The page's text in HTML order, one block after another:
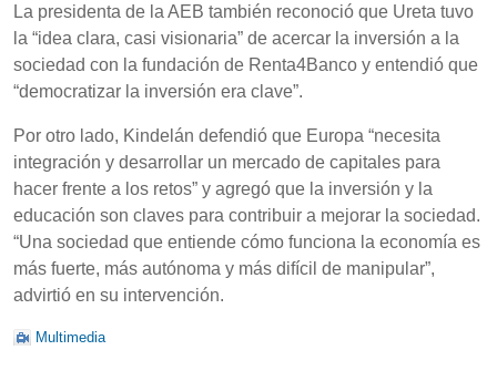
La presidenta de la AEB también reconoció que Ureta tuvo
la “idea clara, casi visionaria” de acercar la inversión a la
sociedad con la fundación de Renta4Banco y entendió que
“democratizar la inversión era clave”.
Por otro lado, Kindelán defendió que Europa “necesita
integración y desarrollar un mercado de capitales para
hacer frente a los retos” y agregó que la inversión y la
educación son claves para contribuir a mejorar la sociedad.
“Una sociedad que entiende cómo funciona la economía es
más fuerte, más autónoma y más difícil de manipular”,
advirtió en su intervención.
Multimedia